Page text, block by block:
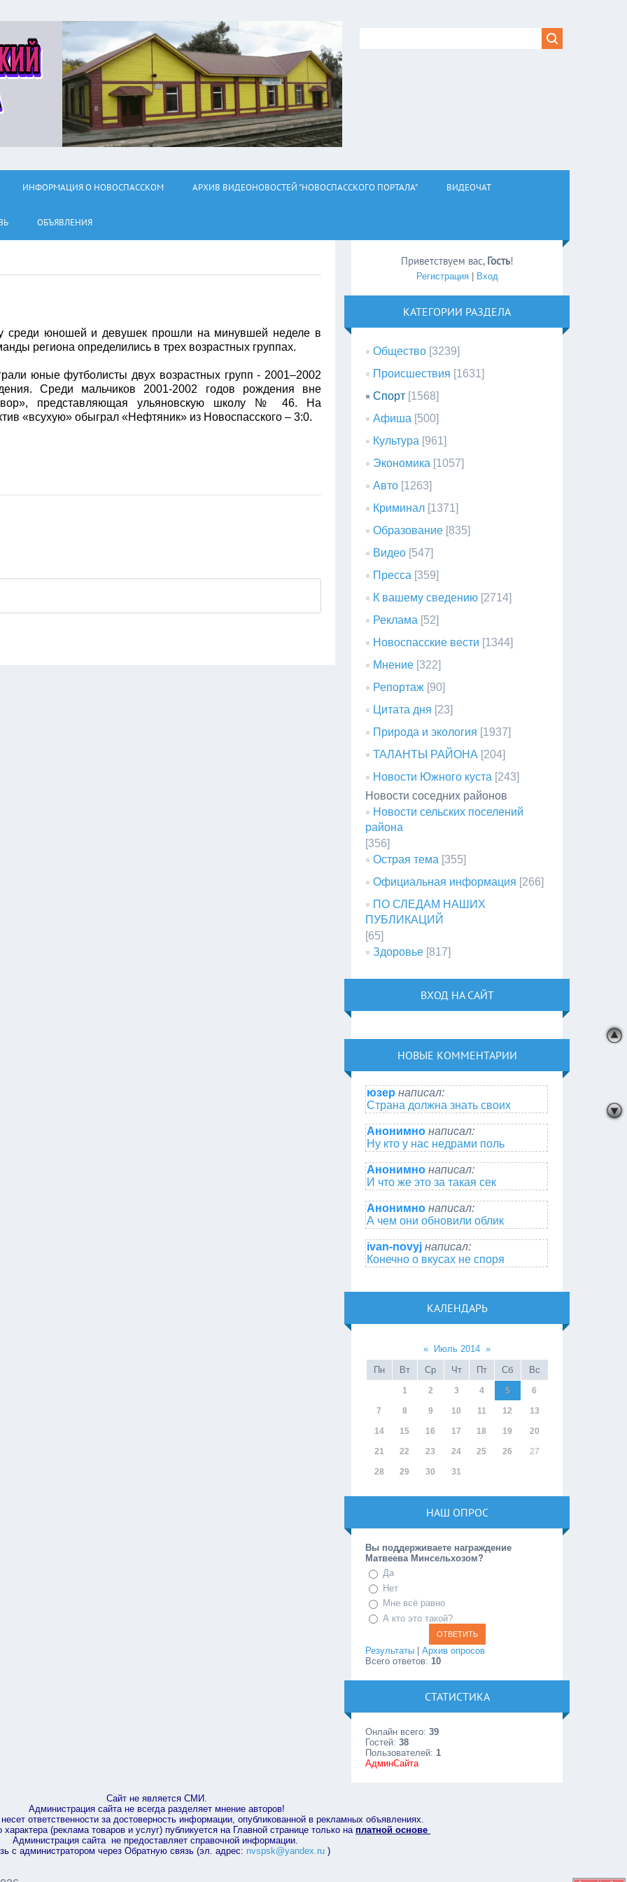
ИНФОРМАЦИЯ О НОВОСПАССКОМ АРХИВ ВИДЕОНОВОСТЕЙ "НОВОСПАССКОГО ПОРТАЛА" ВИДЕОЧАТ
ОБЪЯВЛЕНИЯ
среди юношей и девушек прошли на минувшей неделе в
региона определились в трех возрастных группах.
юные футболисты двух возрастных групп - 2001–2002
Среди мальчиков 2001-2002 годов рождения вне
представляющая ульяновскую школу № 46. На
«всухую» обыграл «Нефтяник» из Новоспасского – 3:0.
Приветствуем вас, Гость!
Регистрация| Вход
КАТЕГОРИИ РАЗДЕЛА
Общество [3239]
Происшествия [1631]
Спорт [1568]
Афиша [500]
Культура [961]
Экономика [1057]
Авто [1263]
Криминал [1371]
Образование [835]
Видео [547]
Пресса [359]
К вашему сведению [2714]
Реклама [52]
Новоспасские вести [1344]
Мнение [322]
Репортаж [90]
Цитата дня [23]
Природа и экология [1937]
ТАЛАНТЫ РАЙОНА [204]
Новости Южного куста [243]
Новости соседних районов
Новости сельских поселений
района
[356]
Острая тема [355]
Официальная информация [266]
ПО СЛЕДАМ НАШИХ
ПУБЛИКАЦИЙ
[65]
Здоровье [817]
ВХОД НА САЙТ
НОВЫЕ КОММЕНТАРИИ
юзер написал:
Страна должна знать своих
Анонимно написал:
Ну кто у нас недрами поль
Анонимно написал:
И что же это за такая сек
Анонимно написал:
А чем они обновили облик
ivan-novyj написал:
Конечно о вкусах не споря
КАЛЕНДАРЬ
« Июль 2014 »
Пн
Вт Ср Чт Пт Сб Вс
1 2 3 4 5 6
7 8 9 10 11 12 13
14 15 16 17 18 19 20
21 22 23 24 25 26 27
28 29 30 31
НАШ ОПРОС
Вы поддерживаете награждение
Матвеева Минсельхозом?
Да
Нет
Мне всё равно
А кто это такой?
Результаты |Архив опросов
Всего ответов:10
СТАТИСТИКА
Онлайн всего:39
Гостей:38
Пользователей:1
АдминСайта
Сайт не является СМИ.
Администрация сайта не всегда разделяет мнение авторов!
ответственности за достоверность информации, опубликованной в рекламных объявлениях.
(реклама товаров и услуг) публикуется на Главной странице только на платной основе
Администрация сайта не предоставляет справочной информации.
с администратором через Обратную связь (эл. адрес: nvspsk@yandex.ru)